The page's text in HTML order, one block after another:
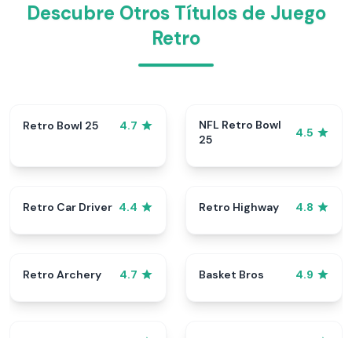
Descubre Otros Títulos de Juego
Retro
Retro Bowl 25 4.7
NFL Retro Bowl
25
4.5
Retro Car Driver 4.4 Retro Highway 4.8
Retro Archery 4.7 Basket Bros 4.9